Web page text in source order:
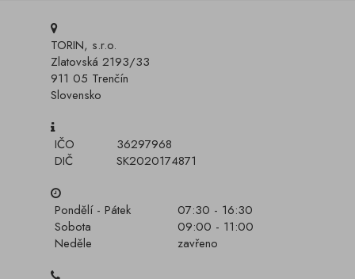
TORIN, s.r.o.
Zlatovská 2193/33
911 05 Trenčín
Slovensko
IČO
36297968
DIČ
SK2020174871
Pondělí - Pátek
07:30 - 16:30
Sobota
09:00 - 11:00
Neděle
zavřeno